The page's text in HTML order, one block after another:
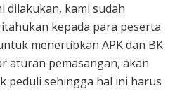
dilakukan, kami sudah
kepada para peserta
menertibkan APK dan BK
aturan pemasangan, akan
peduli sehingga hal ini harus